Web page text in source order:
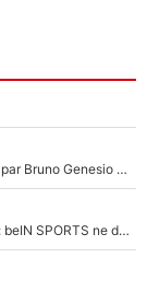
Plus de 100M€ pour l'OM : Voici les recrues espérées par Bruno Genesio et Grégory Lorenzi après l’opération dégraissage
Kylian Mbappé et Lamine Yamal changent de chaîne : beIN SPORTS ne digère pas cette décision historique et prédit un fiasco pour la Liga